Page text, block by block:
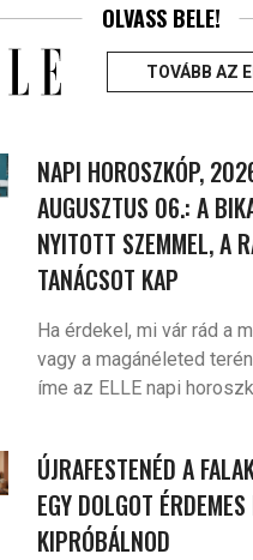
OLVASS BELE!
TOVÁBB AZ
NAPI HOROSZKÓP,
AUGUSZTUS 06.: A
NYITOTT SZEMMEL, A
TANÁCSOT KAP
Ha érdekel, mi vár rád a
vagy a magánéleted
íme az ELLE napi
ÚJRAFESTENÉD A
EGY DOLGOT
KIPRÓBÁLNOD